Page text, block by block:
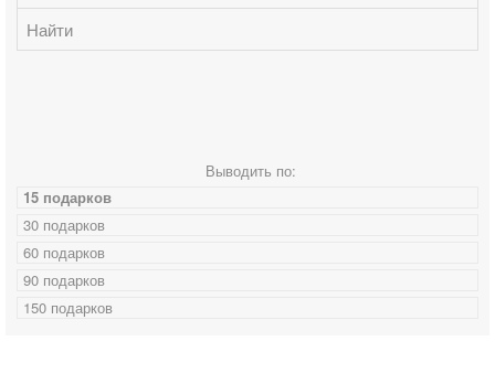
Найти
Выводить по:
15 подарков
30 подарков
60 подарков
90 подарков
150 подарков